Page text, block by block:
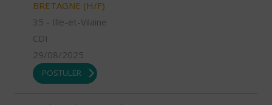
BRETAGNE (H/F)
35 - Ille-et-Vilaine
CDI
29/08/2025
POSTULER